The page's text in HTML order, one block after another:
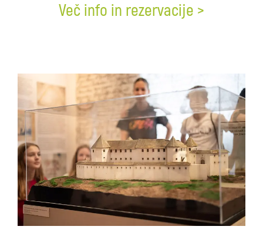
Več info in rezervacije >